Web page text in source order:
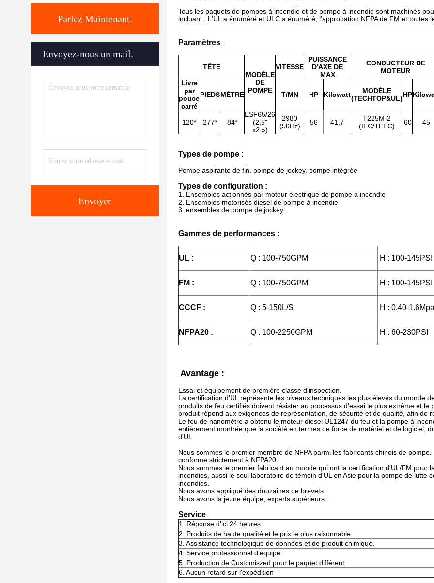
Parlez Maintenant.
Envoyez-nous un mail.
Envoyer
Tous les paquets de pompes à incendie et de pompe à incendie sont machinés
incluant : L'UL a énuméré et ULC a énuméré, l'approbation NFPA de FM et toutes
Paramètres :
TÊTE
MODÈLE
DE
POMPE
VITESSE
PUISSANCE
D'AXE DE
MAX
CONDUCTEUR DE
MOTEUR
Livre
par
pouce
carré
PIEDSMÈTRE T/MN HP Kilowatt
MODÈLE
(TECHTOP&UL)HP
120* 277* 84*
ESF65/26
(2,5"
x2 »)
2980
(50Hz)
56 41,7
T225M-2
(IEC/TEFC)
60 45
Types de pompe :
Pompe aspirante de fin, pompe de jockey, pompe intégrée
Types de configuration :
1. Ensembles actionnés par moteur électrique de pompe à incendie
2. Ensembles motorisés diesel de pompe à incendie
3. ensembles de pompe de jockey
Gammes de performances :
UL : Q : 100-750GPM H : 100-145PSI
FM : Q : 100-750GPM H : 100-145PSI
CCCF : Q : 5-150L/S H : 0.40-1.6Mpa
NFPA20 : Q : 100-2250GPM H : 60-230PSI
Avantage :
Essai et équipement de première classe d'inspection.
La certification d'UL représente les niveaux techniques les plus élevés du monde
produits de feu certifiés doivent résister au processus d'essai le plus extrême et
produit répond aux exigences de représentation, de sécurité et de qualité, afin de
Le feu de nanomètre a obtenu le moteur diesel UL1247 du feu et la pompe à
entièrement montrée que la société en termes de force de matériel et de logiciel,
d'UL.
Nous sommes le premier membre de NFPA parmi les fabricants chinois de
conforme strictement à NFPA20.
Nous sommes le premier fabricant au monde qui ont la certification d'UL/FM pour
incendies, aussi le seul laboratoire de témoin d'UL en Asie pour la pompe de lutte
incendies.
Nous avons appliqué des douzaines de brevets.
Nous avons la jeune équipe, experts supérieurs.
Service :
1. Réponse d'ici 24 heures.
2. Produits de haute qualité et le prix le plus raisonnable
3. Assistance technologique de données et de produit chimique.
4. Service professionnel d'équipe
5. Production de Customiszed pour le paquet différent
6. Aucun retard sur l'expédition